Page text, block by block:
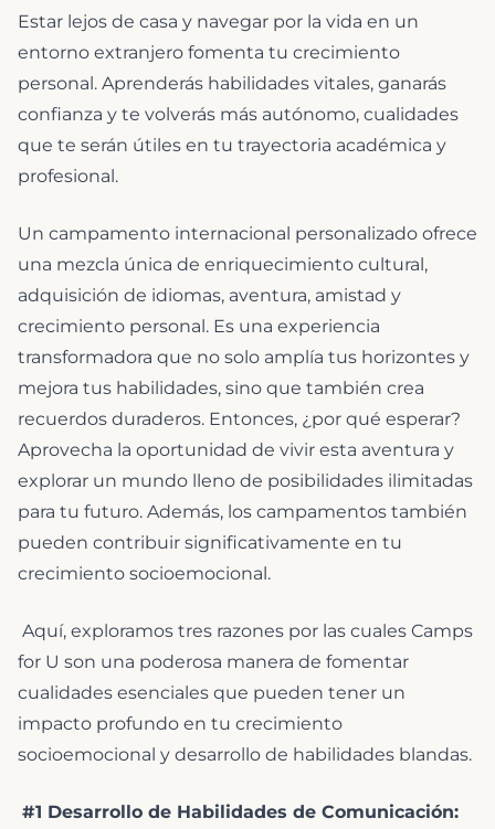
Estar lejos de casa y navegar por la vida en un
entorno extranjero fomenta tu crecimiento
personal. Aprenderás habilidades vitales, ganarás
confianza y te volverás más autónomo, cualidades
que te serán útiles en tu trayectoria académica y
profesional.
Un campamento internacional personalizado ofrece
una mezcla única de enriquecimiento cultural,
adquisición de idiomas, aventura, amistad y
crecimiento personal. Es una experiencia
transformadora que no solo amplía tus horizontes y
mejora tus habilidades, sino que también crea
recuerdos duraderos. Entonces, ¿por qué esperar?
Aprovecha la oportunidad de vivir esta aventura y
explorar un mundo lleno de posibilidades ilimitadas
para tu futuro. Además, los campamentos también
pueden contribuir significativamente en tu
crecimiento socioemocional.
Aquí, exploramos tres razones por las cuales Camps
for U son una poderosa manera de fomentar
cualidades esenciales que pueden tener un
impacto profundo en tu crecimiento
socioemocional y desarrollo de habilidades blandas.
#1 Desarrollo de Habilidades de Comunicación: